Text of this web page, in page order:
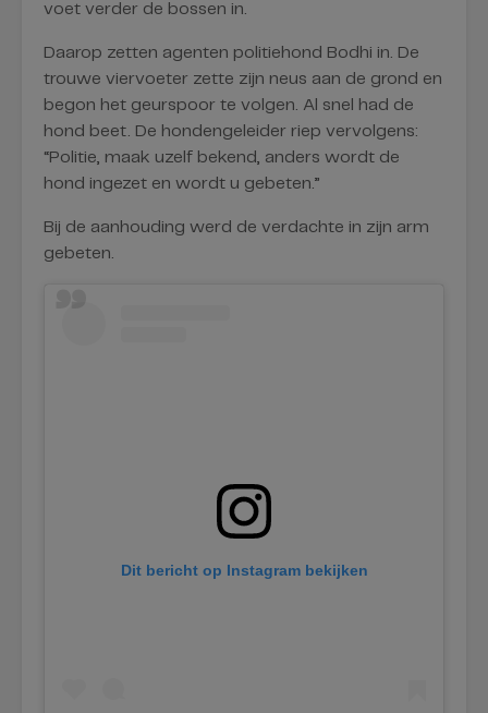
voet verder de bossen in.
Daarop zetten agenten politiehond Bodhi in. De
trouwe viervoeter zette zijn neus aan de grond en
begon het geurspoor te volgen. Al snel had de
hond beet. De hondengeleider riep vervolgens:
“Politie, maak uzelf bekend, anders wordt de
hond ingezet en wordt u gebeten.”
Bij de aanhouding werd de verdachte in zijn arm
gebeten.
Dit bericht op Instagram bekijken